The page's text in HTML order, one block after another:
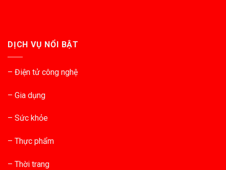
DỊCH VỤ NỔI BẬT
– Điện tử công nghệ
– Gia dụng
– Sức khỏe
– Thực phẩm
– Thời trang